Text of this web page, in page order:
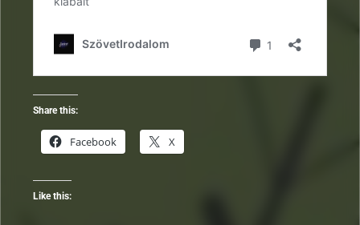
Share this:
Facebook X
Like this: